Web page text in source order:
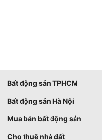
Bất động sản TPHCM
Bất động sản Hà Nội
Mua bán bất động sản
Cho thuê nhà đất